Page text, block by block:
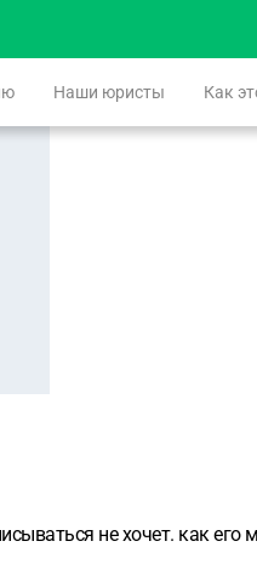
Наши юристы Как
не хочет. как его